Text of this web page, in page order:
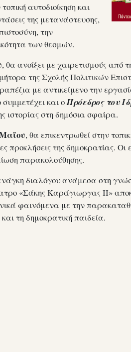
αυτοδιοίκηση και
της μετανάστευσης,
την
των θεσμών.
, θα ανοίξει με χαιρετισμούς
της Σχολής Πολιτικών
με αντικείμενο την
και οΠρόεδρος του
ιστορίας στη δημόσια σφαίρα.
, θα επικεντρωθεί στην
προκλήσεις της δημοκρατίας.
παρακολούθησης.
διαλόγου ανάμεσα στη
«Σάκης Καράγιωργας ΙΙ»
φαινόμενα με την
τη δημοκρατική παιδεία.